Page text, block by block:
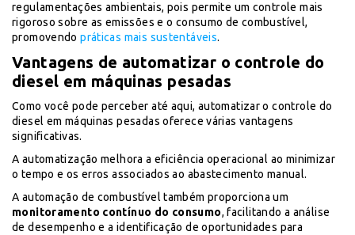
regulamentações ambientais, pois permite um controle mais
rigoroso sobre as emissões e o consumo de combustível,
promovendopráticas mais sustentáveis.
Vantagens de automatizar o controle do
diesel em máquinas pesadas
Como você pode perceber até aqui, automatizar o controle do
diesel em máquinas pesadas oferece várias vantagens
significativas.
A automatização melhora a eficiência operacional ao minimizar
o tempo e os erros associados ao abastecimento manual.
A automação de combustível também proporciona um
monitoramento contínuo do consumo, facilitando a análise
de desempenho e a identificação de oportunidades para